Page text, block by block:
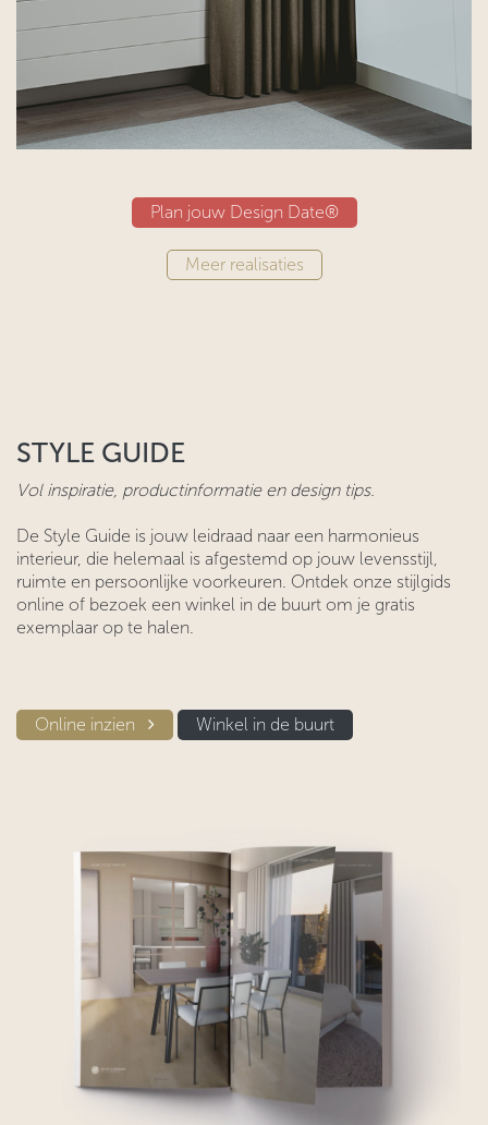
​​​​​​Meer realisaties
Plan jouw Design Date®
STYLE GUIDE
Vol inspiratie, productinformatie en design tips.
De Style Guide is jouw leidraad naar een harmonieus
interieur, die helemaal is afgestemd op jouw levensstijl,
ruimte en persoonlijke voorkeuren. Ontdek onze stijlgids
online of bezoek een winkel in de buurt om je gratis
exemplaar op te halen.
Online inzien​​ Winkel in d​​e buurt